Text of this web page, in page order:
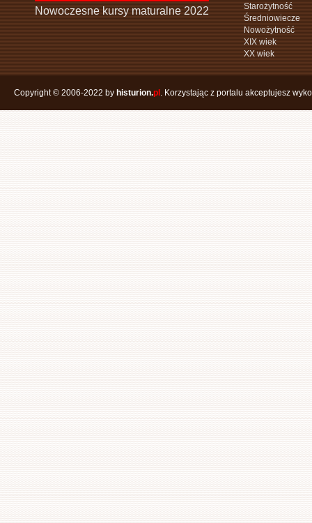
Nowoczesne kursy maturalne 2022
Starożytność
Średniowiecze
Nowożytność
XIX wiek
XX wiek
Copyright © 2006-2022 by histurion.pl . Korzystając z portalu akceptujesz